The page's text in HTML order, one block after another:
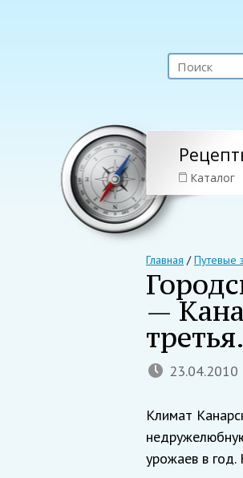
Каталог
Главная /Путевые
—
третья.
23.04.2010
Климат
урожаев в